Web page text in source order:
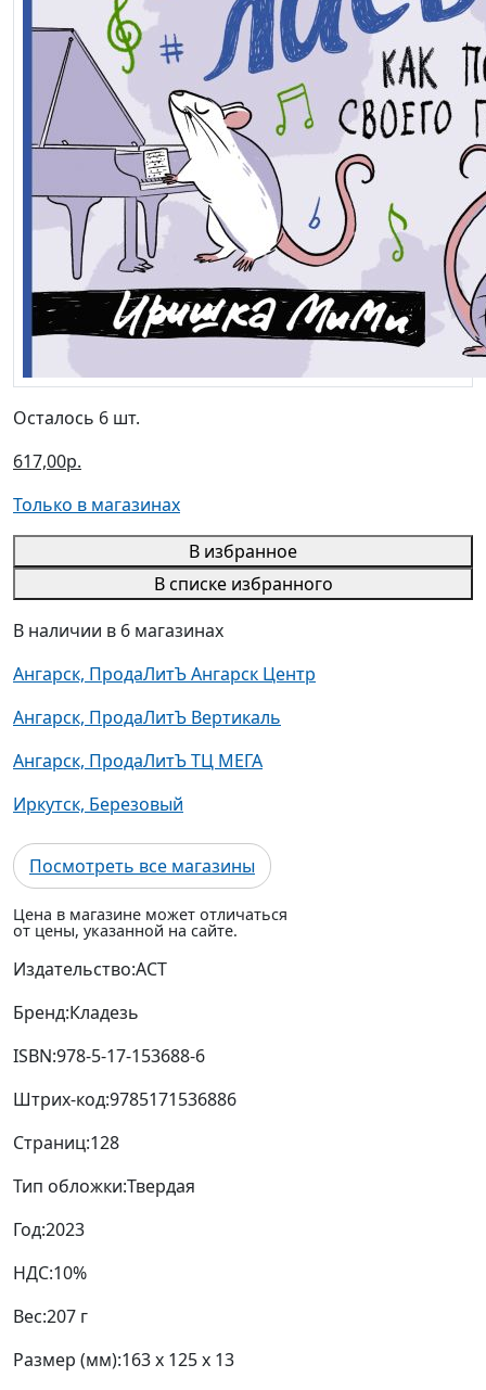
Осталось 6 шт.
617,00р.
Только в магазинах
В избранное
В списке избранного
В наличии в 6 магазинах
Ангарск, ПродаЛитЪ Ангарск Центр
Ангарск, ПродаЛитЪ Вертикаль
Ангарск, ПродаЛитЪ ТЦ МЕГА
Иркутск, Березовый
Посмотреть все магазины
Цена в магазине может отличаться
от цены, указанной на сайте.
Издательство:АСТ
Бренд:Кладезь
ISBN:978-5-17-153688-6
Штрих-код:9785171536886
Страниц:128
Тип обложки:Твердая
Год:2023
НДС:10%
Вес:207 г
Размер (мм):163 x 125 x 13